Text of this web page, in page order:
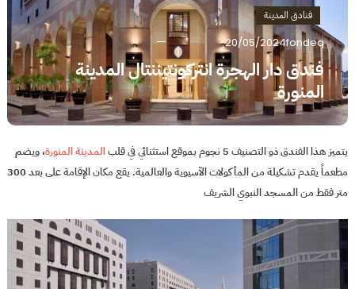
فنادق المدينة
20/05/2024fondeq
فندق دار الهجرة انتركونتيننتال المدينة
المنورة
يتميز هذا الفندق ذو التصنيف 5 نجوم بموقع استثنائي في قلب المدينة المنورة، ويضم
مطعماً يقدم تشكيلة من المأكولات الآسيوية والعالمية. يقع مكان الإقامة على بعد 300
متر فقط من المسجد النبوي الشريف